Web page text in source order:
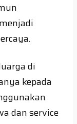
di
kepada
dan service